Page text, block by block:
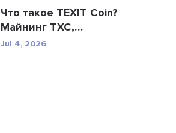
Что такое TEXIT Coin?
Майнинг TXC,
техничес...
Jul 4, 2026